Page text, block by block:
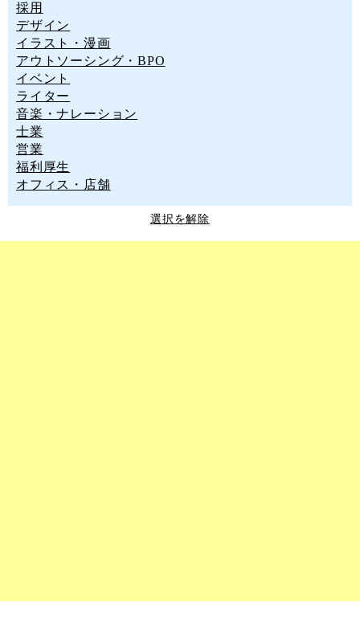
採用
デザイン
イラスト・漫画
アウトソーシング・BPO
イベント
ライター
音楽・ナレーション
士業
営業
福利厚生
オフィス・店舗
選択を解除